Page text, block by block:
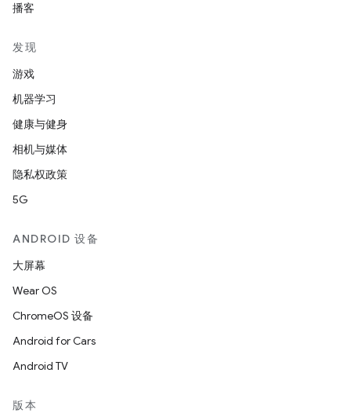
播客
发现
游戏
机器学习
健康与健身
相机与媒体
隐私权政策
5G
ANDROID 设备
大屏幕
Wear OS
ChromeOS 设备
Android for Cars
Android TV
版本